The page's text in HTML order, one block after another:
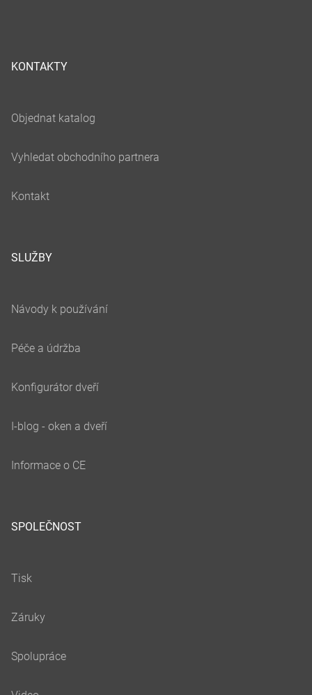
KONTAKTY
SLUŽBY
SPOLEČNOST